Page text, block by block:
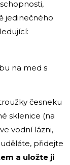
jedinečného
na med s
česneku
sklenice (na
vodní lázni,
přidejte
a uložte ji